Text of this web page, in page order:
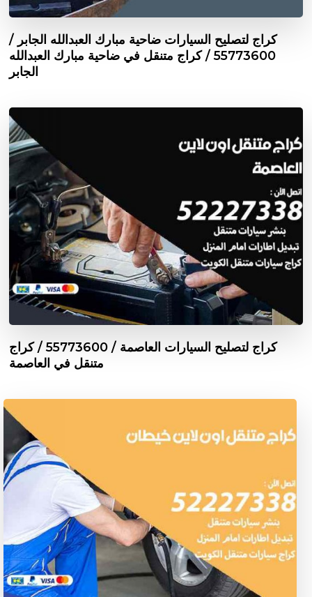
كراج لتصليح السيارات ضاحية مبارك العبدالله الجابر /
55773600‬ / كراج متنقل في ضاحية مبارك العبدالله
الجابر
كراج لتصليح السيارات العاصمة / 55773600‬ / كراج
متنقل في العاصمة